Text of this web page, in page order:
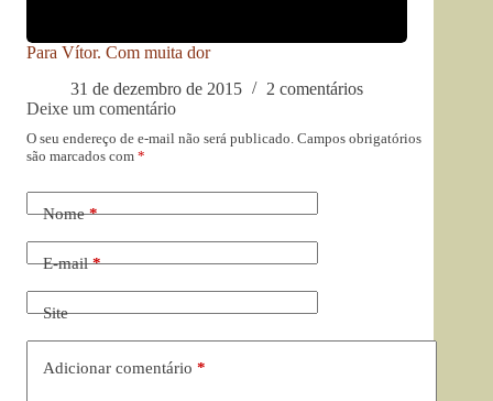
Para Vítor. Com muita dor
31 de dezembro de 2015
2 comentários
Deixe um comentário
O seu endereço de e-mail não será publicado. Campos obrigatórios
são marcados com *
Nome*
E-mail*
Site
Adicionar comentário *